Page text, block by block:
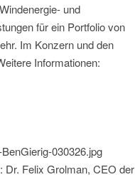
und
für ein Portfolio von
Im Konzern und den
Informationen:
030326.jpg
Dr. Felix Grolman, CEO der